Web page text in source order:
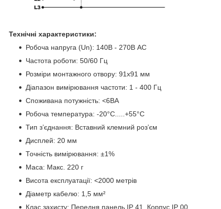
Технічні характеристики:
Робоча напруга (Un): 140В - 270В AC
Частота роботи: 50/60 Гц
Розміри монтажного отвору: 91x91 мм
Діапазон вимірювання частоти: 1 - 400 Гц
Споживана потужність: <6ВА
Робоча температура: -20°C.....+55°C
Тип з’єднання: Вставний клемний роз’єм
Дисплей: 20 мм
Точність вимірювання: ±1%
Маса: Макс. 220 г
Висота експлуатації: <2000 метрів
Діаметр кабелю: 1,5 мм²
Клас захисту: Передня панель IP 41, Корпус IP 00